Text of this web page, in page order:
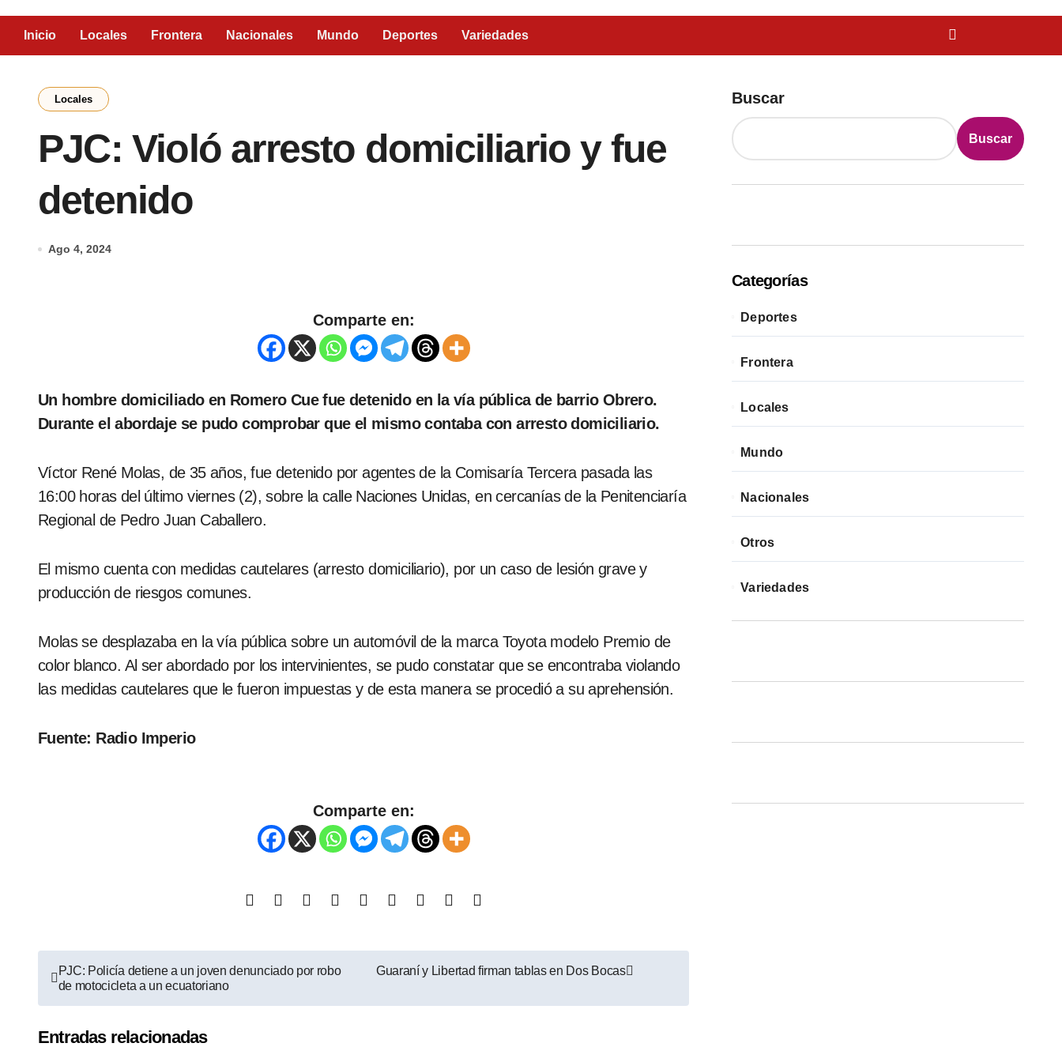
Inicio Locales Frontera Nacionales Mundo Deportes Variedades
Locales
PJC: Violó arresto domiciliario y fue
detenido
Ago 4, 2024
Comparte en:
Un hombre domiciliado en Romero Cue fue detenido en la vía pública de barrio Obrero.
Durante el abordaje se pudo comprobar que el mismo contaba con arresto domiciliario.
Víctor René Molas, de 35 años, fue detenido por agentes de la Comisaría Tercera pasada las
16:00 horas del último viernes (2), sobre la calle Naciones Unidas, en cercanías de la Penitenciaría
Regional de Pedro Juan Caballero.
El mismo cuenta con medidas cautelares (arresto domiciliario), por un caso de lesión grave y
producción de riesgos comunes.
Molas se desplazaba en la vía pública sobre un automóvil de la marca Toyota modelo Premio de
color blanco. Al ser abordado por los intervinientes, se pudo constatar que se encontraba violando
las medidas cautelares que le fueron impuestas y de esta manera se procedió a su aprehensión.
Fuente: Radio Imperio
Comparte en:
PJC: Policía detiene a un joven denunciado por robo
de motocicleta a un ecuatoriano
Guaraní y Libertad firman tablas en Dos Bocas
Entradas relacionadas
Buscar
Buscar
Categorías
Deportes
Frontera
Locales
Mundo
Nacionales
Otros
Variedades